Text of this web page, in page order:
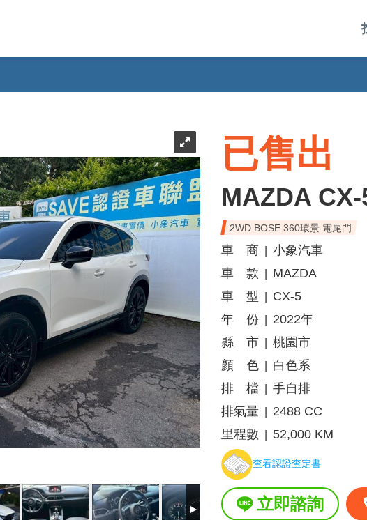
已售出
MAZDA CX-
2WD BOSE 360環景 電尾門
車 商
小象汽車
車 款
MAZDA
車 型
CX-5
年 份
2022年
縣 市
桃園市
顏 色
白色系
排 檔
手自排
排氣量
2488 CC
里程數
52,000 KM
查看認證查定書
立即諮詢